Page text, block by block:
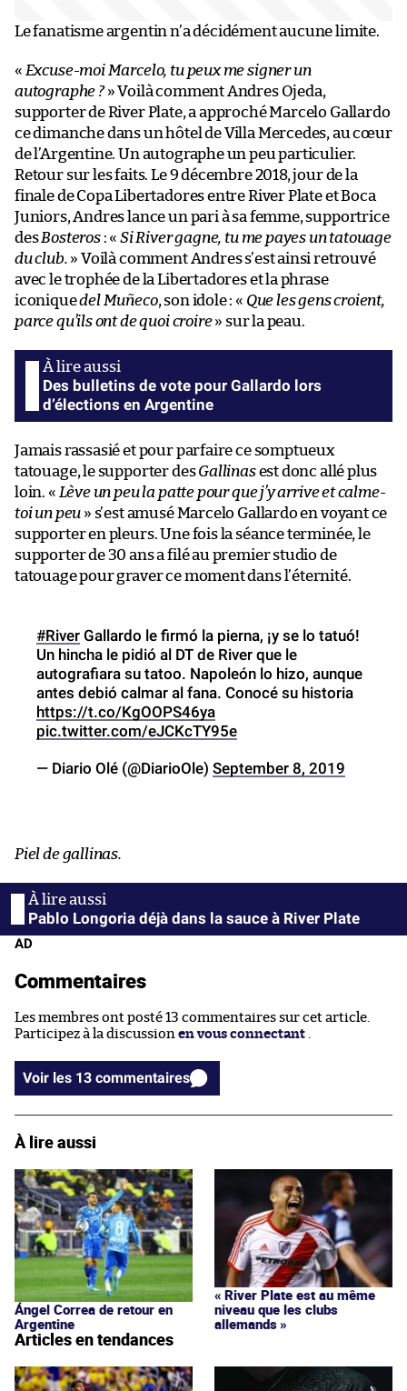
Le fanatisme argentin n’a décidément aucune limite.
« Excuse-moi Marcelo, tu peux me signer un
autographe ?» Voilà comment Andres Ojeda,
supporter de River Plate, a approché Marcelo Gallardo
ce dimanche dans un hôtel de Villa Mercedes, au cœur
de l’Argentine. Un autographe un peu particulier.
Retour sur les faits. Le 9 décembre 2018, jour de la
finale de Copa Libertadores entre River Plate et Boca
Juniors, Andres lance un pari à sa femme, supportrice
desBosteros: « Si River gagne, tu me payes un tatouage
du club. » Voilà comment Andres s’est ainsi retrouvé
avec le trophée de la Libertadores et la phrase
iconiquedel Muñeco, son idole : « Que les gens croient,
parce qu’ils ont de quoi croire» sur la peau.
Des bulletins de vote pour Gallardo lors
d’élections en Argentine
Jamais rassasié et pour parfaire ce somptueux
tatouage, le supporter desGallinasest donc allé plus
loin. « Lève un peu la patte pour que j’y arrive et calme-
toi un peu » s’est amusé Marcelo Gallardo en voyant ce
supporter en pleurs. Une fois la séance terminée, le
supporter de 30 ans a filé au premier studio de
tatouage pour graver ce moment dans l’éternité.
#River Gallardo le firmó la pierna, ¡y se lo tatuó!
Un hincha le pidió al DT de River que le
autografiara su tatoo. Napoleón lo hizo, aunque
antes debió calmar al fana. Conocé su historia
https://t.co/KgOOPS46ya
pic.twitter.com/eJCKcTY95e
— Diario Olé (@DiarioOle) September 8, 2019
Piel de gallinas.
Pablo Longoria déjà dans la sauce à River Plate
AD
Commentaires
Les membres ont posté 13 commentaires sur cet article.
Participez à la discussion en vous connectant
Voir les 13 commentaires
À lire aussi
Ángel Correa de retour en
Argentine
« River Plate est au même
niveau que les clubs
allemands »
Articles en tendances